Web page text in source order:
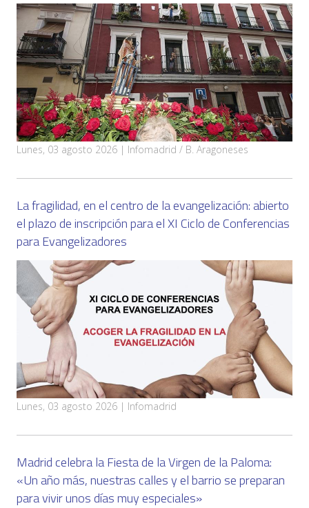
Lunes, 03 agosto 2026 | Infomadrid / B. Aragoneses
La fragilidad, en el centro de la evangelización: abierto
el plazo de inscripción para el XI Ciclo de Conferencias
para Evangelizadores
Lunes, 03 agosto 2026 | Infomadrid
Madrid celebra la Fiesta de la Virgen de la Paloma:
«Un año más, nuestras calles y el barrio se preparan
para vivir unos días muy especiales»